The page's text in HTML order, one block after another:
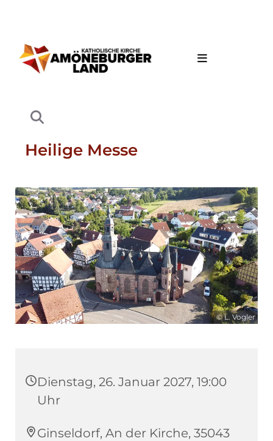
Heilige Messe
© L. Vogler
Dienstag, 26. Januar 2027, 19:00
Uhr
Ginseldorf, An der Kirche, 35043